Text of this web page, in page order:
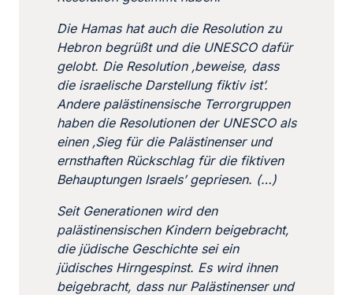
Die Hamas hat auch die Resolution zu
Hebron begrüßt und die UNESCO dafür
gelobt. Die Resolution ‚beweise, dass
die israelische Darstellung fiktiv ist’.
Andere palästinensische Terrorgruppen
haben die Resolutionen der UNESCO als
einen ‚Sieg für die Palästinenser und
ernsthaften Rückschlag für die fiktiven
Behauptungen Israels’ gepriesen. (…)
Seit Generationen wird den
palästinensischen Kindern beigebracht,
die jüdische Geschichte sei ein
jüdisches Hirngespinst. Es wird ihnen
beigebracht, dass nur Palästinenser und